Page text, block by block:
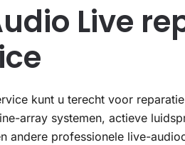
Live
kunt u terecht voor
array systemen, actieve
andere professionele live-